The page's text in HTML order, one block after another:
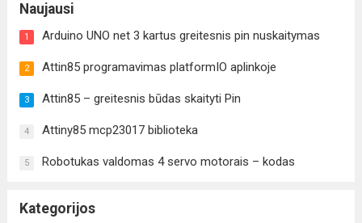
Naujausi
1 Arduino UNO net 3 kartus greitesnis pin nuskaitymas
2 Attin85 programavimas platformIO aplinkoje
3 Attin85 – greitesnis būdas skaityti Pin
4 Attiny85 mcp23017 biblioteka
5 Robotukas valdomas 4 servo motorais – kodas
Kategorijos